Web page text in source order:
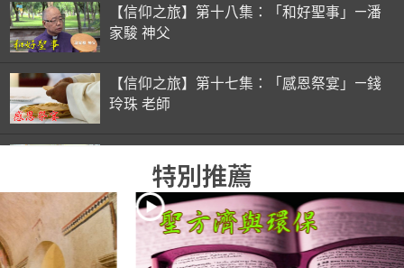
【信仰之旅】第十八集：「和好聖事」—潘
家駿 神父
【信仰之旅】第十七集：「感恩祭宴」—錢
玲珠 老師
錢玲珠 老師
【信仰之旅】第十五集：「入門聖事」—錢
玲珠 老師
特別推薦